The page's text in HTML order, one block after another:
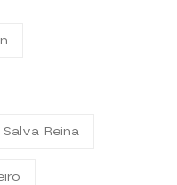
Salva Reina